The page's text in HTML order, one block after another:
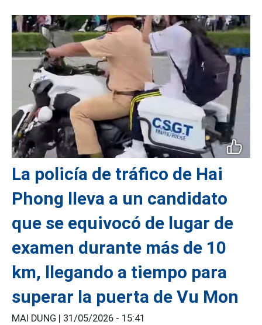
La policía de tráfico de Hai
Phong lleva a un candidato
que se equivocó de lugar de
examen durante más de 10
km, llegando a tiempo para
superar la puerta de Vu Mon
MAI DUNG | 31/05/2026 - 15:41